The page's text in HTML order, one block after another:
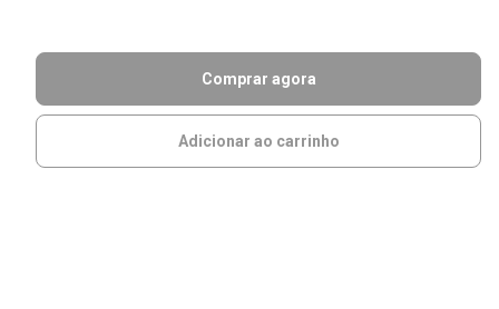
Comprar agora
Adicionar ao carrinho